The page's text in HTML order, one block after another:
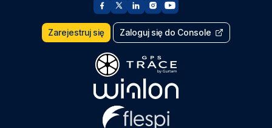
Zarejestruj się Zaloguj się do Console